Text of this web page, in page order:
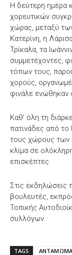
Η δεύτερη ημέρα
χορευτικών
χώρας, μεταξύ
Κατερίνη, η
Τρίκαλα, τα
συμμετέχοντες,
τόπων τους,
χορούς,
φινάλε ενώθηκαν
Καθ’ όλη τη
πατινάδες από το
τους χώρους των
κλίμα σε
επισκέπτες.
Στις εκδηλώσεις
βουλευτές,
Τοπικής
συλλόγων.
TAGS